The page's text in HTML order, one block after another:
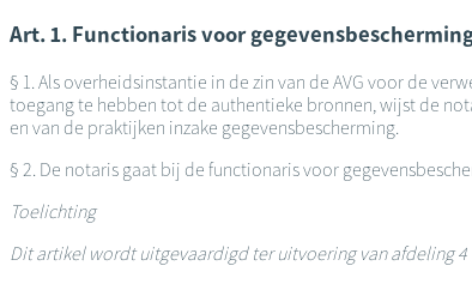
Art. 1. Functionaris voor
§ 1. Als overheidsinstantie in de zin van de AVG voor de
toegang te hebben tot de authentieke bronnen, wijst de
en van de praktijken inzake gegevensbescherming.
§ 2. De notaris gaat bij de functionaris voor
Toelichting
Dit artikel wordt uitgevaardigd ter uitvoering van afdeling 4